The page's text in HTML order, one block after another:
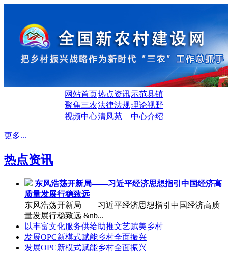
网站首页热点资讯示范县镇
聚焦三农法律法规理论视野
视频中心清风苑 中心介绍
更多...
热点资讯
东风浩荡开新局——习近平经济思想指引中国经济高
质量发展行稳致远
东风浩荡开新局——习近平经济思想指引中国经济高质
量发展行稳致远 &nb...
以丰富文化服务供给助推文艺赋美乡村
发展OPC新模式赋能乡村全面振兴
发展OPC新模式赋能乡村全面振兴